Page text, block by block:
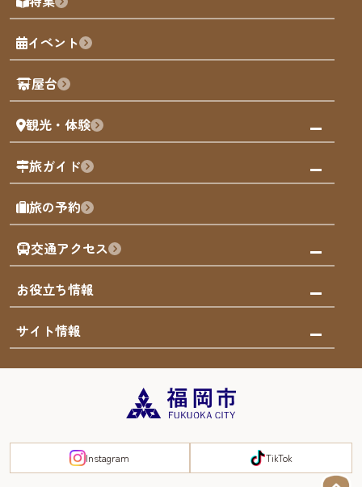
博多旧市街
福岡城
歴史・文化
福岡の魅力
観光カレンダー
観光PR動画
まち歩き
福岡グルメ
福岡を楽しむ
福岡のアート
福岡のナイトタイム
福岡の歴史・文化
サステナブルツーリズム
福岡検定
よかなび音声ガイド
FUKUOKA EAST&WEST COAST
イベント
屋台
観光・体験
観る・遊ぶ
屋台
買う
体験
泊まる
旅ガイド
モデルコース
AIおまかせコース
オリジナルプラン
みんなの旅行記
旅の予約
交通アクセス
市内交通ガイド
お得なチケット
お役立ち情報
お知らせ
災害情報
サイト情報
まち歩き・体験プログラム掲載申込
Instagram TikTok